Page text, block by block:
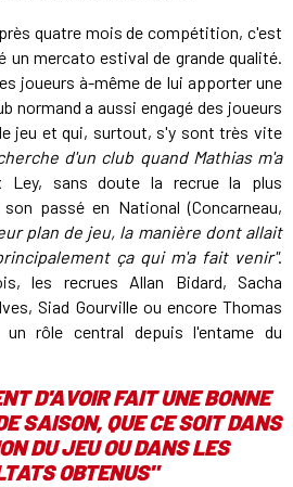
quatre mois de compétition, c'est
un mercato estival de grande qualité.
joueurs à-même de lui apporter une
normand a aussi engagé des joueurs
jeu et qui, surtout, s'y sont très vite
d'un club quand Mathias m'a
Ley, sans doute la recrue la plus
passé en National (Concarneau,
plan de jeu, la manière dont allait
ça qui m'a fait venir".
les recrues Allan Bidard, Sacha
Siad Gourville ou encore Thomas
rôle central depuis l'entame du
D'AVOIR FAIT UNE BONNE
SAISON, QUE CE SOIT DANS
DU JEU OU DANS LES
OBTENUS"